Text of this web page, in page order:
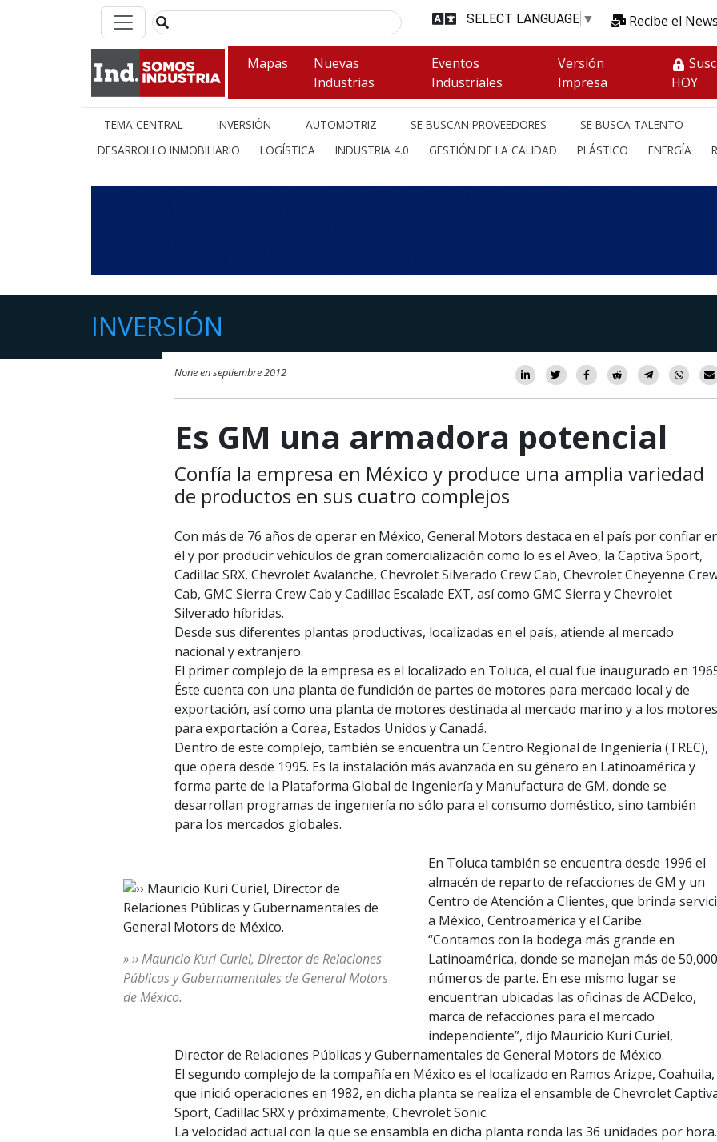
SELECT LANGUAGE ▼ Recibe el
Mapas
Nuevas
Industrias
Eventos
Industriales
Versión
Impresa
HOY
TEMA CENTRAL INVERSIÓN AUTOMOTRIZ SE BUSCAN PROVEEDORES
SE BUSCA TALENTO
DESARROLLO INMOBILIARIO
LOGÍSTICA INDUSTRIA 4.0 GESTIÓN DE LA CALIDAD PLÁSTICO ENERGÍA
INVERSIÓN
None en septiembre 2012
Es GM una armadora potencial
Confía la empresa en México y produce una amplia variedad
de productos en sus cuatro complejos
Con más de 76 años de operar en México, General Motors destaca en el país por confiar
él y por producir vehículos de gran comercialización como lo es el Aveo, la Captiva Sport,
Cadillac SRX, Chevrolet Avalanche, Chevrolet Silverado Crew Cab, Chevrolet Cheyenne
Cab, GMC Sierra Crew Cab y Cadillac Escalade EXT, así como GMC Sierra y Chevrolet
Silverado híbridas.
Desde sus diferentes plantas productivas, localizadas en el país, atiende al mercado
nacional y extranjero.
El primer complejo de la empresa es el localizado en Toluca, el cual fue inaugurado en
Éste cuenta con una planta de fundición de partes de motores para mercado local y de
exportación, así como una planta de motores destinada al mercado marino y a los motores
para exportación a Corea, Estados Unidos y Canadá.
Dentro de este complejo, también se encuentra un Centro Regional de Ingeniería (TREC),
que opera desde 1995. Es la instalación más avanzada en su género en Latinoamérica y
forma parte de la Plataforma Global de Ingeniería y Manufactura de GM, donde se
desarrollan programas de ingeniería no sólo para el consumo doméstico, sino también
para los mercados globales.
» ›› Mauricio Kuri Curiel, Director de Relaciones
Públicas y Gubernamentales de General Motors
de México.
En Toluca también se encuentra desde 1996 el
almacén de reparto de refacciones de GM y un
Centro de Atención a Clientes, que brinda
a México, Centroamérica y el Caribe.
“Contamos con la bodega más grande en
Latinoamérica, donde se manejan más de 50,000
números de parte. En ese mismo lugar se
encuentran ubicadas las oficinas de ACDelco,
marca de refacciones para el mercado
independiente”, dijo Mauricio Kuri Curiel,
Director de Relaciones Públicas y Gubernamentales de General Motors de México.
El segundo complejo de la compañía en México es el localizado en Ramos Arizpe, Coahuila,
que inició operaciones en 1982, en dicha planta se realiza el ensamble de Chevrolet
Sport, Cadillac SRX y próximamente, Chevrolet Sonic.
La velocidad actual con la que se ensambla en dicha planta ronda las 36 unidades por hora.